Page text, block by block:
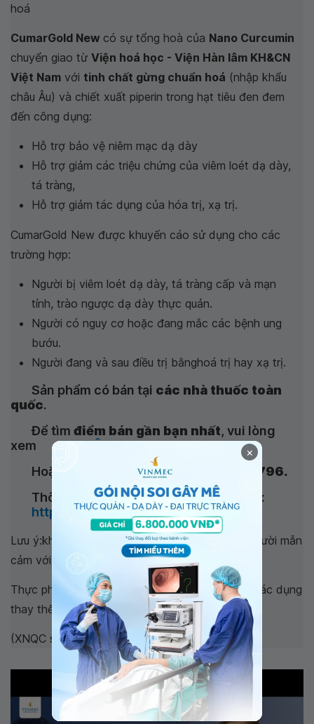
hoá
CumarGold New có sự tổng hoà của Nano Curcumin
chuyển giao từ Viện hoá học - Viện Hàn lâm KH&CN
Việt Nam với tinh chất gừng chuẩn hoá (nhập khẩu
châu Âu) và chiết xuất piperin trong hạt tiêu đen đem
đến công dụng:
Hỗ trợ bảo vệ niêm mạc dạ dày
Hỗ trợ giảm các triệu chứng của viêm loét dạ dày,
tá tràng,
Hỗ trợ giảm tác dụng của hóa trị, xạ trị.
CumarGold New được khuyến cáo sử dụng cho các
trường hợp:
Người bị viêm loét dạ dày, tá tràng cấp và mạn
tính, trào ngược dạ dày thực quản.
Người có nguy cơ hoặc đang mắc các bệnh ung
bướu.
Người đang và sau điều trị bằnghoá trị hay xạ trị.
Sản phẩm có bán tại các nhà thuốc toàn
quốc.
Để tìm điểm bán gần bạn nhất, vui lòng
xem
TẠI ĐÂY.
Hoặc gọi tổng đài (miễn cước)
18001796.
Thông tin chi tiết về sản phẩm xem tại:
https://cumargold.vn/
Lưu ý:không nên dùng cho phụ nữ mang thai, người mẫn
cảm với bất cứ thành phần nào của sản phẩm.
Thực phẩm này không phải là thuốc, không có tác dụng
thay thế thuốc chữa bệnh
(XNQC số: 00996/2019/ATTP-XNQC)
×